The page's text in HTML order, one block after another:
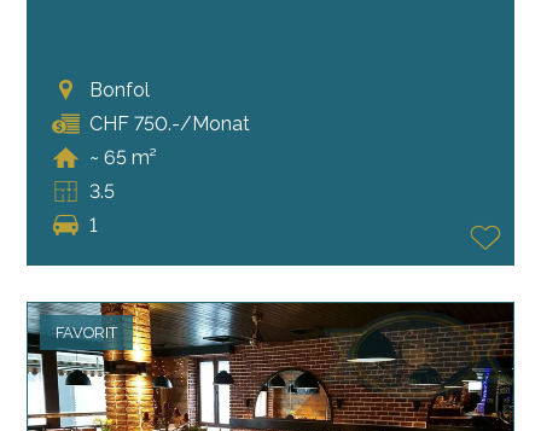
Bonfol
CHF 750.-/Monat
~ 65 m²
3.5
1
FAVORIT